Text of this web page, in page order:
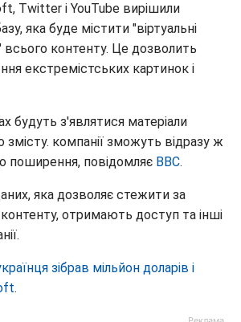
Twitter і YouTube вирішили
яка буде містити "віртуальні
всього контенту. Це дозволить
екстремістських картинок і
будуть з'являтися матеріали
змісту. компанії зможуть відразу ж
поширення, повідомляє BBC.
яка дозволяє стежити за
отримають доступ та інші
зібрав мільйон доларів і
.